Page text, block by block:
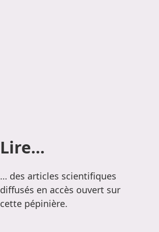
Lire...
… des articles scientifiques
diffusés en accès ouvert sur
cette pépinière.